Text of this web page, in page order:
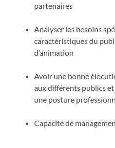
partenaires
Analyser les besoins
caractéristiques du
d’animation
Avoir une bonne
aux différents publics
une posture
Capacité de